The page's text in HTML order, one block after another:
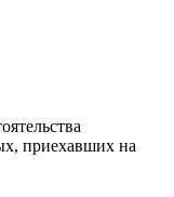
приехавших на